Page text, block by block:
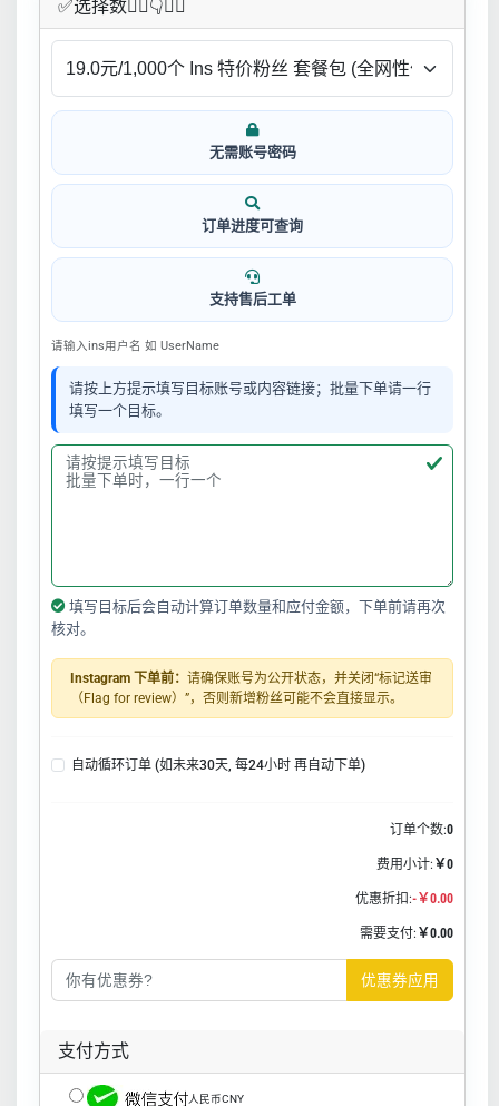
✅​选择数👇🏻​​👇👇🏻​​
无需账号密码
订单进度可查询
支持售后工单
请输入ins用户名 如 UserName
请按上方提示填写目标账号或内容链接；批量下单请一行
填写一个目标。
填写目标后会自动计算订单数量和应付金额，下单前请再次
核对。
Instagram 下单前： 请确保账号为公开状态，并关闭“标记送审
（Flag for review）”，否则新增粉丝可能不会直接显示。
自动循环订单 (如未来30天, 每24小时 再自动下单)
订单个数:0
费用小计: ￥0
优惠折扣:-￥0.00
需要支付: ￥0.00
优惠券应用
支付方式
人民币CNY